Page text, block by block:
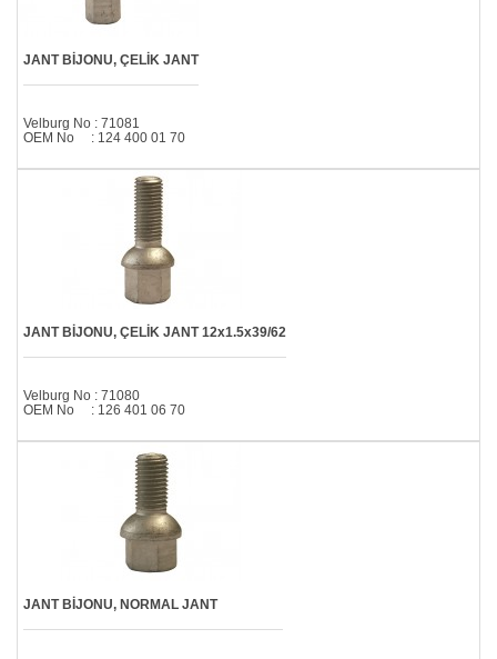
JANT BİJONU, ÇELİK JANT
Velburg No : 71081
OEM No : 124 400 01 70
JANT BİJONU, ÇELİK JANT 12x1.5x39/62
Velburg No : 71080
OEM No : 126 401 06 70
JANT BİJONU, NORMAL JANT